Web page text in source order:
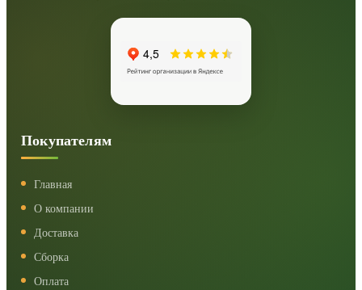
Покупателям
Главная
О компании
Доставка
Сборка
Оплата